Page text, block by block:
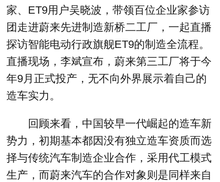
家、ET9用户吴晓波，带领百位企业家参访
团走进蔚来先进制造新桥二工厂，一起直播
探访智能电动行政旗舰ET9的制造全流程。
直播现场，李斌宣布，蔚来第三工厂将于今
年9月正式投产，无不向外界展示着自己的
造车实力。
回顾来看，中国较早一代崛起的造车新
势力，初期基本都因没有独立造车资质而选
择与传统汽车制造企业合作，采用代工模式
生产，而蔚来汽车的合作对象则是同样来自